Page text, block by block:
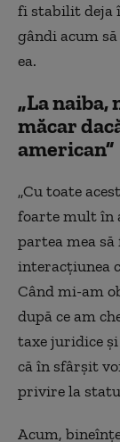
fi stabilit deja
gândi acum
ea.
„La
măcar
american”
„Cu toate
foarte mult în
partea mea
interacțiunea
Când mi-am
după ce am
taxe juridice
că în sfârșit
privire la
Acum,